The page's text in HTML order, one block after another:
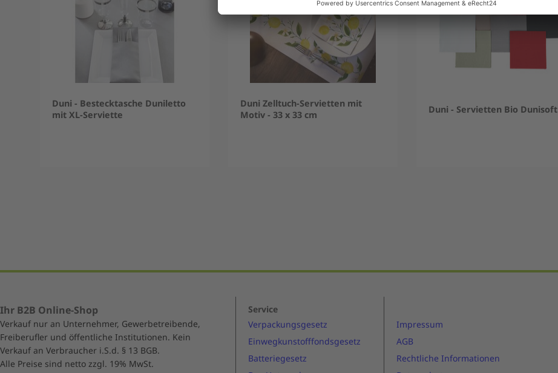
Duni - Bestecktasche Duniletto
mit XL-Serviette
Duni Zelltuch-Servietten mit
Motiv - 33 x 33 cm
Duni - Servietten Bio Dunisoft
Ihr B2B Online-Shop
Verkauf nur an Unternehmer, Gewerbetreibende,
Freiberufler und öffentliche Institutionen. Kein
Verkauf an Verbraucher i.S.d. § 13 BGB.
Alle Preise sind netto zzgl. 19% MwSt.
Service
Verpackungsgesetz
Einwegkunstofffondsgesetz
Batteriegesetz
Impressum
AGB
Rechtliche Informationen